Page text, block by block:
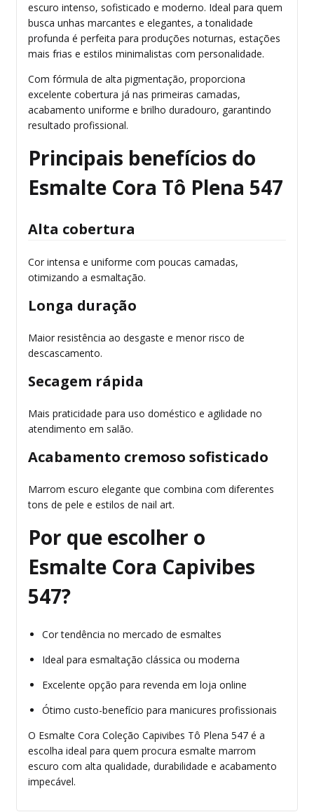
escuro intenso, sofisticado e moderno. Ideal para quem
busca unhas marcantes e elegantes, a tonalidade
profunda é perfeita para produções noturnas, estações
mais frias e estilos minimalistas com personalidade.
Com fórmula de alta pigmentação, proporciona
excelente cobertura já nas primeiras camadas,
acabamento uniforme e brilho duradouro, garantindo
resultado profissional.
Principais benefícios do
Esmalte Cora Tô Plena 547
Alta cobertura
Cor intensa e uniforme com poucas camadas,
otimizando a esmaltação.
Longa duração
Maior resistência ao desgaste e menor risco de
descascamento.
Secagem rápida
Mais praticidade para uso doméstico e agilidade no
atendimento em salão.
Acabamento cremoso sofisticado
Marrom escuro elegante que combina com diferentes
tons de pele e estilos de nail art.
Por que escolher o
Esmalte Cora Capivibes
547?
Cor tendência no mercado de esmaltes
Ideal para esmaltação clássica ou moderna
Excelente opção para revenda em loja online
Ótimo custo-benefício para manicures profissionais
O Esmalte Cora Coleção Capivibes Tô Plena 547 é a
escolha ideal para quem procura esmalte marrom
escuro com alta qualidade, durabilidade e acabamento
impecável.